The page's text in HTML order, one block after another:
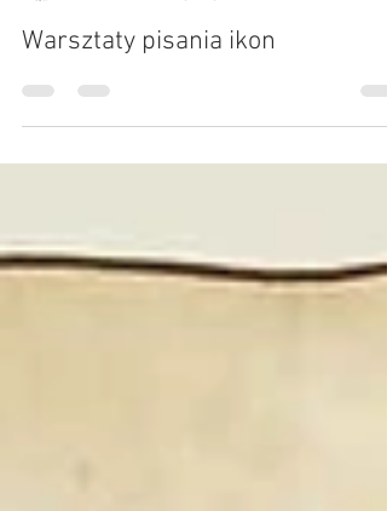
Nowa Ewangelizacja
Warsztaty pisania ikon